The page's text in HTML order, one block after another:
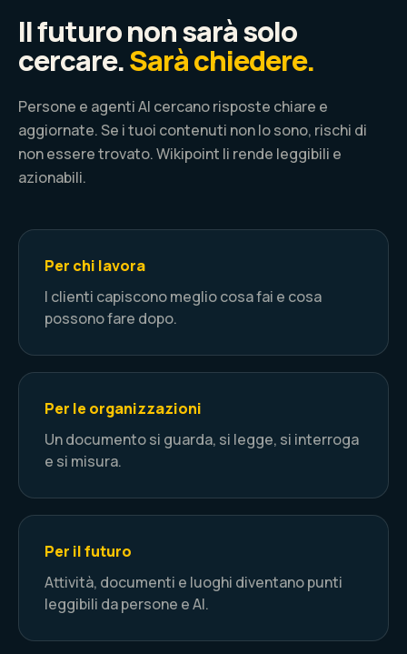
Il futuro non sarà solo
cercare.Sarà chiedere.
Persone e agenti AI cercano risposte chiare e
aggiornate. Se i tuoi contenuti non lo sono, rischi di
non essere trovato. Wikipoint li rende leggibili e
azionabili.
Per chi lavora
I clienti capiscono meglio cosa fai e cosa
possono fare dopo.
Per le organizzazioni
Un documento si guarda, si legge, si interroga
e si misura.
Per il futuro
Attività, documenti e luoghi diventano punti
leggibili da persone e AI.